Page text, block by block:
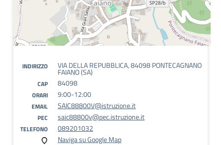
INDIRIZZO VIA DELLA REPUBBLICA, 84098 PONTECAGNANO
FAIANO (SA)
CAP 84098
ORARI 9:00-12:00
EMAIL SAIC88800V@istruzione.it
PEC saic88800v@pec.istruzione.it
TELEFONO
089201032
Naviga su Google Map